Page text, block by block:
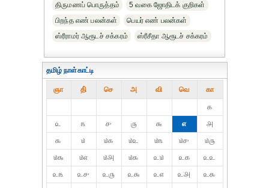
திருமணப் பொருத்தம்
5 வகை ஜோதிடக் குறிகள்
பிறந்த எண் பலன்கள்
பெயர் எண் பலன்கள்
ஸ்ரீராமர் ஆரூடச் சக்கரம்
ஸ்ரீசீதா ஆரூடச் சக்கரம்
தமிழ் நாள்காட்டி
ஞா தி் செ அ வி வெ கா
௧
௨
௩ ௪ ௫ ௬ ௭
௮
௯
௰ ௰௧ ௰௨ ௰௩ ௰௪
௰௫
௰௬
௰௭ ௰௮ ௰௯ ௨௰ ௨௧
௨௨
௨௩
௨௪ ௨௫ ௨௬ ௨௭ ௨௮
௨௯